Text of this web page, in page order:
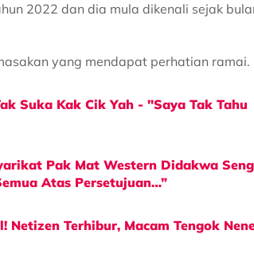
2022 dan dia mula dikenali sejak
yang mendapat perhatian ramai.
Suka Kak Cik Yah - "Saya Tak Tahu
Pak Mat Western Didakwa
Atas Persetujuan…”
Netizen Terhibur, Macam Tengok